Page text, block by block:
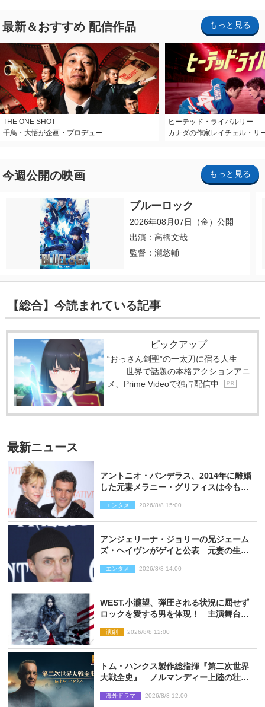
最新＆おすすめ 配信作品 もっと見る
THE ONE SHOT
千鳥・大悟が企画・プロデュー…
ヒーテッド・ライバルリー
カナダの作家レイチェル・リ
今週公開の映画 もっと見る
ブルーロック
2026年08月07日（金）公開
出演：高橋文哉
監督：瀧悠輔
【総合】今読まれている記事
ピックアップ
“おっさん剣聖”の一太刀に宿る人生
―― 世界で話題の本格アクションアニ
メ、Prime Videoで独占配信中
P R
最新ニュース
アントニオ・バンデラス、2014年に離婚
した元妻メラニー・グリフィスは今も
エンタメ 2026/8/8 15:00
アンジェリーナ・ジョリーの兄ジェーム
ズ・ヘイヴンがゲイと公表 元妻の生配
エンタメ 2026/8/8 14:00
WEST.小瀧望、弾圧される状況に屈せず
ロックを愛する男を体現！ 主演舞台
演劇 2026/8/8 12:00
トム・ハンクス製作総指揮『第二次世界
大戦全史』 ノルマンディー上陸の壮絶
海外ドラマ 2026/8/8 12:00